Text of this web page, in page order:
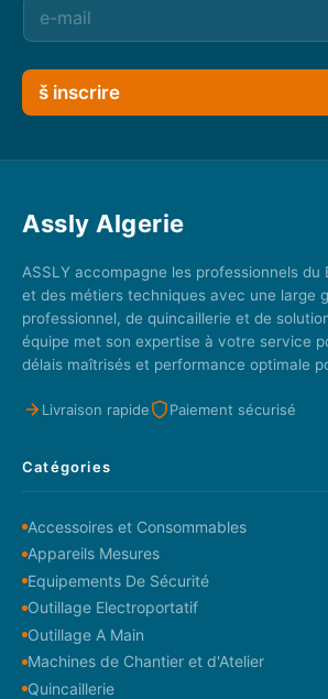
š inscrire
Assly Algerie
ASSLY accompagne les professionnels du
et des métiers techniques avec une large
professionnel, de quincaillerie et de
équipe met son expertise à votre service
délais maîtrisés et performance optimale
Livraison rapide Paiement sécurisé
Catégories
Accessoires et Consommables
Appareils Mesures
Equipements De Sécurité
Outillage Electroportatif
Outillage A Main
Machines de Chantier et d'Atelier
Quincaillerie